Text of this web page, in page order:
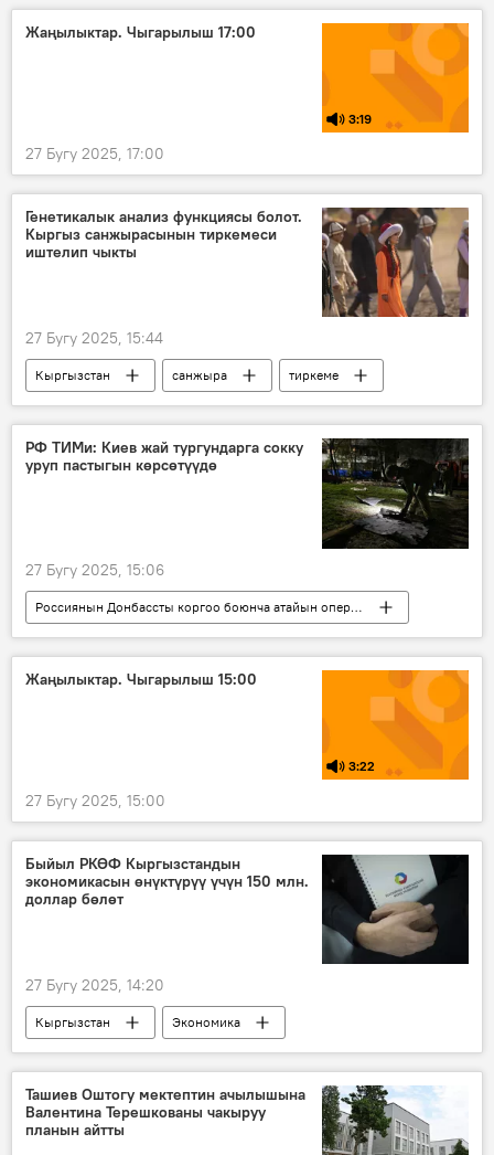
АКШ
Мария Захарова
Жаңылыктар. Чыгарылыш 17:00
3:19
27 Бугу 2025, 17:00
Генетикалык анализ функциясы болот.
Кыргыз санжырасынын тиркемеси
иштелип чыкты
27 Бугу 2025, 15:44
Кыргызстан санжыра
тиркеме
генетика
тарых
РФ ТИМи: Киев жай тургундарга сокку
уруп пастыгын көрсөтүүдө
27 Бугу 2025, 15:06
Россиянын Донбассты коргоо боюнча атайын операциясы
Дүйнөдө
Россия
Украина
сокку
Мария Захарова
Жаңылыктар. Чыгарылыш 15:00
3:22
27 Бугу 2025, 15:00
Быйыл РКӨФ Кыргызстандын
экономикасын өнүктүрүү үчүн 150 млн.
доллар бөлөт
27 Бугу 2025, 14:20
Кыргызстан
Экономика
Артем Новиков
РКӨФ
экспорт
каржылоо
Ташиев Оштогу мектептин ачылышына
Валентина Терешкованы чакыруу
планын айтты